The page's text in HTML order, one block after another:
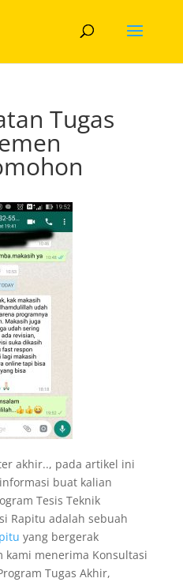
Tugas
akhir.., pada artikel ini
buat kalian
Tesis Teknik
Rapitu adalah sebuah
yang bergerak
menerima Konsultasi
Tugas Akhir,